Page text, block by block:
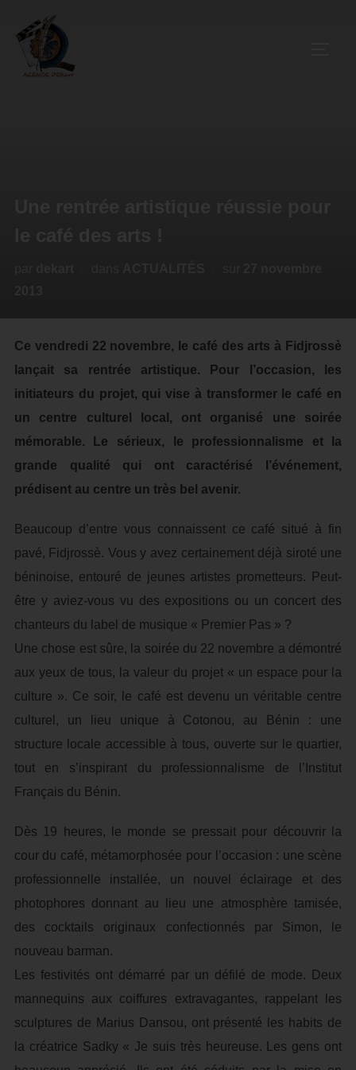
Ce vendredi 22 novembre, le café des arts à Fidjrossè
lançait sa rentrée artistique. Pour l’occasion, les
initiateurs du projet, qui vise à transformer le café en
un centre culturel local, ont organisé une soirée
mémorable. Le sérieux, le professionnalisme et la
grande qualité qui ont caractérisé l’événement,
prédisent au centre un très bel avenir.
Beaucoup d’entre vous connaissent ce café situé à fin
pavé, Fidjrossè. Vous y avez certainement déjà siroté une
béninoise, entouré de jeunes artistes prometteurs. Peut-
être y aviez-vous vu des expositions ou un concert des
chanteurs du label de musique « Premier Pas » ?
Une chose est sûre, la soirée du 22 novembre a démontré
aux yeux de tous, la valeur du projet « un espace pour la
culture ». Ce soir, le café est devenu un véritable centre
culturel, un lieu unique à Cotonou, au Bénin : une
structure locale accessible à tous, ouverte sur le quartier,
tout en s’inspirant du professionnalisme de l’Institut
Français du Bénin.
Dès 19 heures, le monde se pressait pour découvrir la
cour du café, métamorphosée pour l’occasion : une scène
professionnelle installée, un nouvel éclairage et des
photophores donnant au lieu une atmosphère tamisée,
des cocktails originaux confectionnés par Simon, le
nouveau barman.
Les festivités ont démarré par un défilé de mode. Deux
mannequins aux coiffures extravagantes, rappelant les
sculptures de Marius Dansou, ont présenté les habits de
la créatrice Sadky « Je suis très heureuse. Les gens ont